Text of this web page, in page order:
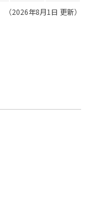
（2026年8月1日 更新）